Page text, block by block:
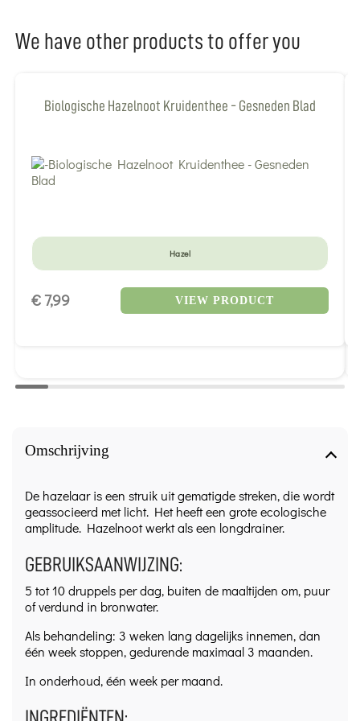
Omschrijving
De hazelaar is een struik uit gematigde streken, die wordt
geassocieerd met licht. Het heeft een grote ecologische
amplitude. Hazelnoot werkt als een longdrainer.
GEBRUIKSAANWIJZING:
5 tot 10 druppels per dag, buiten de maaltijden om, puur
of verdund in bronwater.
Als behandeling: 3 weken lang dagelijks innemen, dan
één week stoppen, gedurende maximaal 3 maanden.
In onderhoud, één week per maand.
We have other products to offer you
Biologische Hazelnoot Kruidenthee - Gesneden Blad
Hazel
€ 7,99 VIEW PRODUCT